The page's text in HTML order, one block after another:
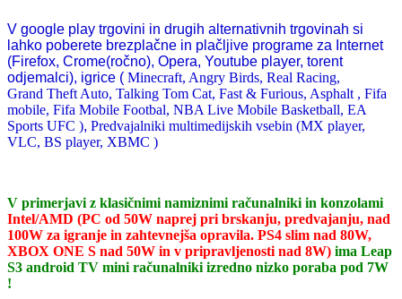
V google play trgovini in drugih alternativnih trgovinah si
lahko poberete brezplačne in plačljive programe za Internet
(Firefox, Crome(ročno), Opera, Youtube player, torent
odjemalci), igrice ( Minecraft, Angry Birds, Real Racing,
Grand Theft Auto, Talking Tom Cat, Fast & Furious, Asphalt , Fifa
mobile, Fifa Mobile Footbal, NBA Live Mobile Basketball, EA
Sports UFC ), Predvajalniki multimedijskih vsebin (MX player,
VLC, BS player, XBMC )
V primerjavi z klasičnimi namiznimi računalniki in konzolami
Intel/AMD (PC od 50W naprej pri brskanju, predvajanju, nad
100W za igranje in zahtevnejša opravila. PS4 slim nad 80W,
XBOX ONE S nad 50W in v pripravljenosti nad 8W) ima Leap
S3 android TV mini računalniki izredno nizko poraba pod 7W
!